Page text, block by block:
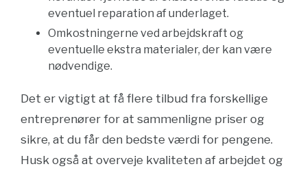
eventuel reparation af underlaget.
Omkostningerne ved arbejdskraft og
eventuelle ekstra materialer, der kan være
nødvendige.
Det er vigtigt at få flere tilbud fra forskellige
entreprenører for at sammenligne priser og
sikre, at du får den bedste værdi for pengene.
Husk også at overveje kvaliteten af arbejdet og